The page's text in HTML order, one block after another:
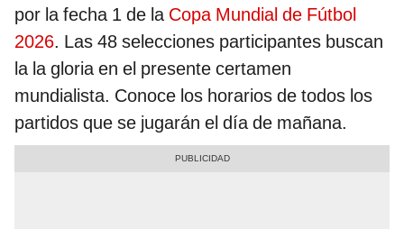
por la fecha 1 de la Copa Mundial de Fútbol
2026. Las 48 selecciones participantes buscan
la la gloria en el presente certamen
mundialista. Conoce los horarios de todos los
partidos que se jugarán el día de mañana.